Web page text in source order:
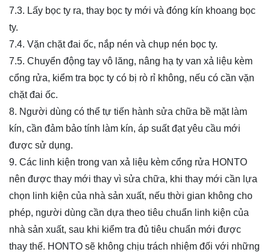
7.3. Lấy bọc ty ra, thay bọc ty mới và đóng kín khoang bọc
ty.
7.4. Vặn chặt đai ốc, nắp nén và chụp nén bọc ty.
7.5. Chuyển động tay vô lăng, nâng hạ ty van xả liệu kèm
cổng rửa, kiểm tra bọc ty có bị rò rỉ không, nếu có cần vặn
chặt đai ốc.
8. Người dùng có thể tự tiến hành sửa chữa bề mặt làm
kín, cần đảm bảo tính làm kín, áp suất đạt yêu cầu mới
được sử dụng.
9. Các linh kiện trong van xả liệu kèm cổng rửa HONTO
nên được thay mới thay vì sửa chữa, khi thay mới cần lựa
chọn linh kiện của nhà sản xuất, nếu thời gian không cho
phép, người dùng cần dựa theo tiêu chuẩn linh kiện của
nhà sản xuất, sau khi kiểm tra đủ tiêu chuẩn mới được
thay thế. HONTO sẽ không chịu trách nhiệm đối với những